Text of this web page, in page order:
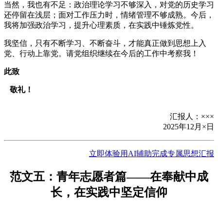
当然，我也有不足：政治理论学习不够深入，对党的历史学习
还停留在浅层；面对工作压力时，情绪管理不够成熟。今后，
我将加强政治学习，提升心理素质，在实践中锤炼党性。
我坚信，只有不断学习、不断奋斗，才能真正做到思想上入
党、行动上靠党。请党组织继续在今后的工作中考察我！
此致
敬礼！
汇报人：×××
2025年12月×日
立即体验用AI辅助完成专属思想汇报
范文五：青年志愿者篇——在奉献中成
长，在实践中坚定信仰